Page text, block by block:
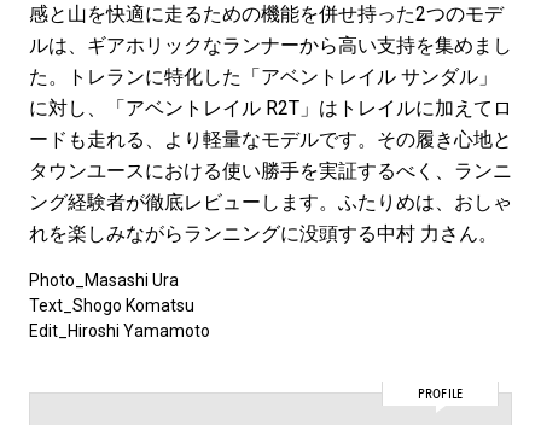
感と山を快適に走るための機能を併せ持った2つのモデ
ルは、ギアホリックなランナーから高い支持を集めまし
た。トレランに特化した「アベントレイル サンダル」
に対し、「アベントレイル R2T」はトレイルに加えてロ
ードも走れる、より軽量なモデルです。その履き心地と
タウンユースにおける使い勝手を実証するべく、ランニ
ング経験者が徹底レビューします。ふたりめは、おしゃ
れを楽しみながらランニングに没頭する中村 力さん。
Photo_Masashi Ura
Text_Shogo Komatsu
Edit_ Hiroshi Yamamoto
PROFILE